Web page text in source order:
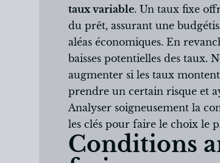
taux variable. Un taux fixe
du prêt, assurant une
aléas économiques. En
baisses potentielles des taux.
augmenter si les taux
prendre un certain risque et
Analyser soigneusement la
les clés pour faire le choix le
Conditions